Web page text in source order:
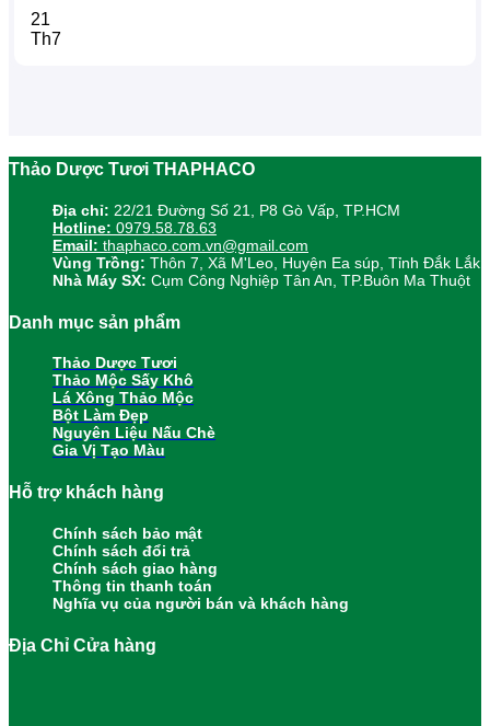
21
Th7
Thảo Dược Tươi THAPHACO
Địa chỉ: 22/21 Đường Số 21, P8 Gò Vấp, TP.HCM
Hotline: 0979.58.78.63
Email: thaphaco.com.vn@gmail.com
Vùng Trồng: Thôn 7, Xã M'Leo, Huyện Ea súp, Tỉnh Đắk Lắk
Nhà Máy SX: Cụm Công Nghiệp Tân An, TP.Buôn Ma Thuột
Danh mục sản phẩm
Thảo Dược Tươi
Thảo Mộc Sấy Khô
Lá Xông Thảo Mộc
Bột Làm Đẹp
Nguyên Liệu Nấu Chè
Gia Vị Tạo Màu
Hỗ trợ khách hàng
Chính sách bảo mật
Chính sách đổi trả
Chính sách giao hàng
Thông tin thanh toán
Nghĩa vụ của người bán và khách hàng
Địa Chỉ Cửa hàng